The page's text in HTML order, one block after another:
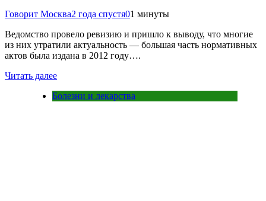
Говорит Москва2 года спустя01 минуты
Ведомство провело ревизию и пришло к выводу, что многие
из них утратили актуальность — большая часть нормативных
актов была издана в 2012 году….
Читать далее
Болезни и лекарства